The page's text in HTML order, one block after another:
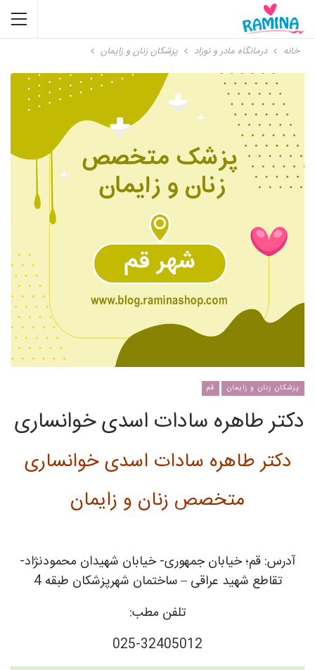
خانه درمانگاه مادر و نوزاد پزشکان زنان و زایمان
پزشکان زنان و زایمان قم
دکتر طاهره سادات اسدی خوانساری
دکتر طاهره سادات اسدی خوانساری
متخصص زنان و زایمان
آدرس: قم؛ خیابان جمهوری- خیابان شهیدان محمودنژاد-
تقاطع شهید عراقی – ساختمان شهرپزشکان طبقه 4
تلفن مطب:
025-32405012